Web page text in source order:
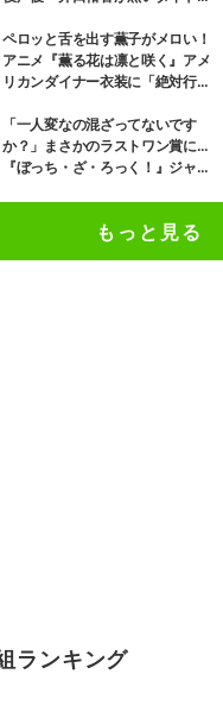
ペロッと舌を出す薫子がメロい！
アニメ『薫る花は凛と咲く』アメ
リカンダイナー衣装に「絶対行き
「一人変なの混ざってないです
か？」まさかのラストワン賞に…
『ぼっち・ざ・ろっく！』ジャー
もっと見る
ランキング